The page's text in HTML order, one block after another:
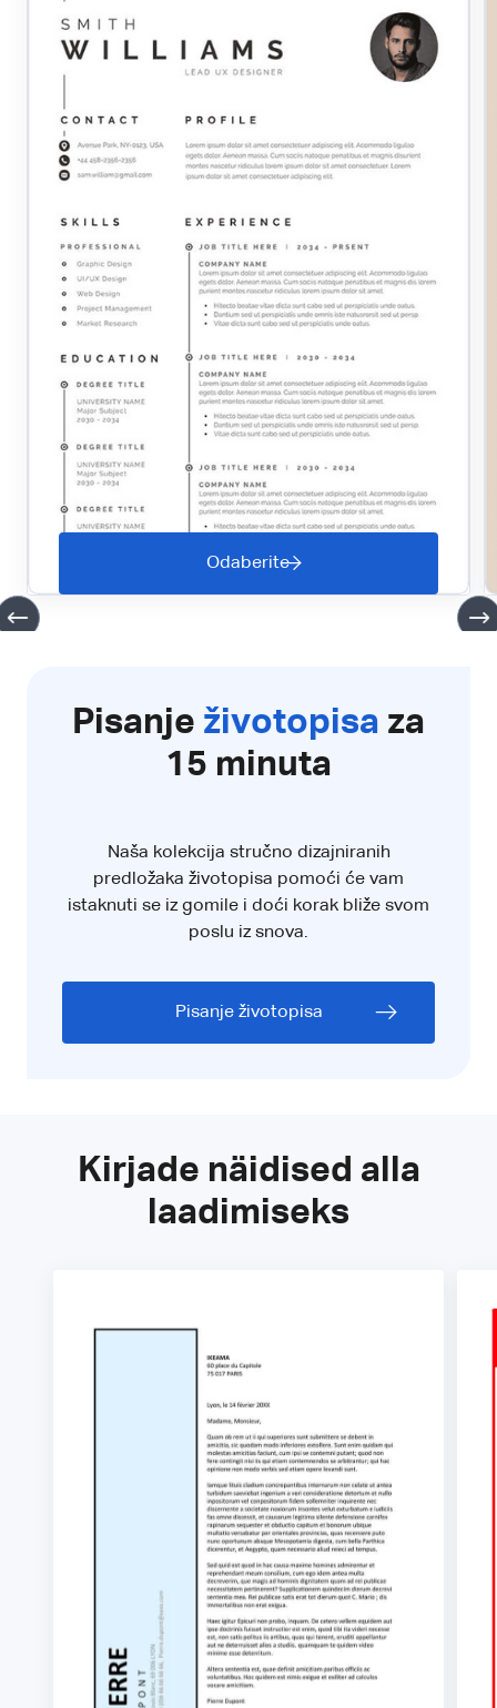
Odaberite
Pisanje životopisa za
15 minuta
Naša kolekcija stručno dizajniranih
predložaka životopisa pomoći će vam
istaknuti se iz gomile i doći korak bliže svom
poslu iz snova.
Pisanje životopisa
Kirjade näidised alla
laadimiseks